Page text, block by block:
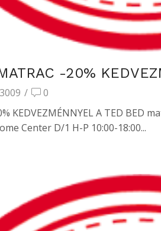
-20%
3009 /
0
KEDVEZMÉNNYEL A TED BED
Center D/1 H-P 10:00-18:00...